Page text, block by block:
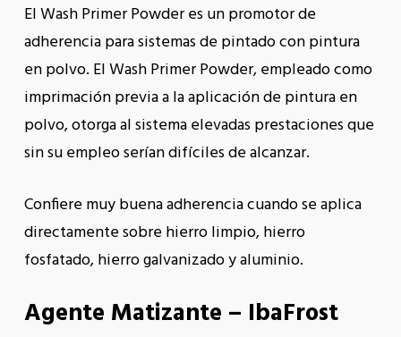
El Wash Primer Powder es un promotor de
adherencia para sistemas de pintado con pintura
en polvo. El Wash Primer Powder, empleado como
imprimación previa a la aplicación de pintura en
polvo, otorga al sistema elevadas prestaciones que
sin su empleo serían difíciles de alcanzar.
Confiere muy buena adherencia cuando se aplica
directamente sobre hierro limpio, hierro
fosfatado, hierro galvanizado y aluminio.
Agente Matizante – IbaFrost